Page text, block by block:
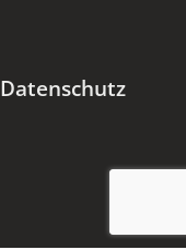
Datenschutz